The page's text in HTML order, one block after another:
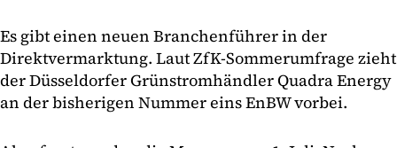
Es gibt einen neuen Branchenführer in der
Direktvermarktung. Laut ZfK-Sommerumfrage zieht
der Düsseldorfer Grünstromhändler Quadra Energy
an der bisherigen Nummer eins EnBW vorbei.